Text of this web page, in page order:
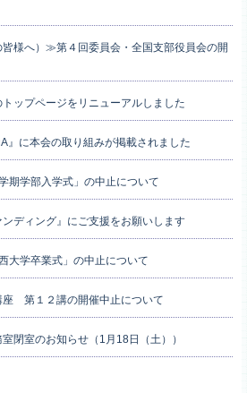
様へ）≫第４回委員会・全国支部役員会の開
ップページをリニューアルしました
に本会の取り組みが掲載されました
学部入学式」の中止について
ディング』にご支援をお願いします
学卒業式」の中止について
第１２講の開催中止について
閉室のお知らせ（1月18日（土））